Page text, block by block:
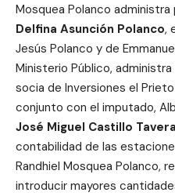
Mosquea Polanco administra
Delfina Asunción Polanco,
Jesús Polanco y de
Ministerio Público,
socia de Inversiones el
conjunto con el imputado,
José Miguel Castillo
contabilidad de las
Randhiel Mosquea Polanco,
introducir mayores